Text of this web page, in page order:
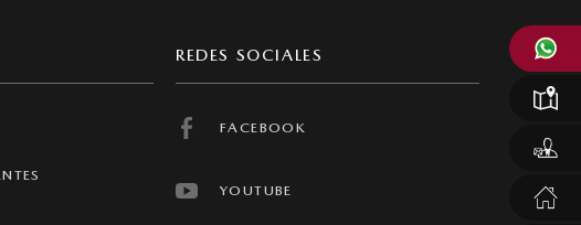
REDES SOCIALES
FACEBOOK
YOUTUBE